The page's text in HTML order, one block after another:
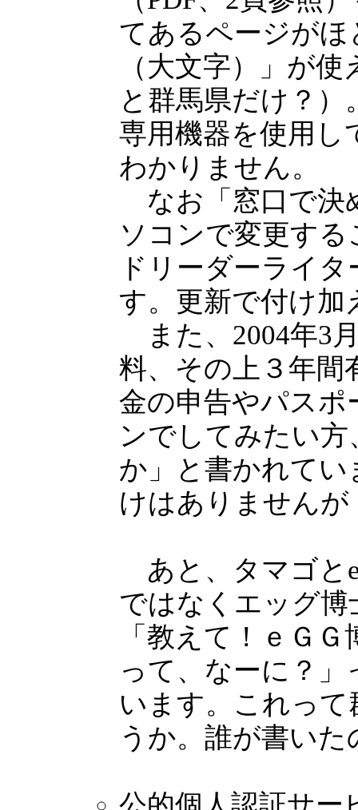
てあるページが
（大文字）」が
と群馬県だけ？
専用機器を使用し
わかりません。
なお「窓口で決
ソコンで変更す
ドリーダーライ
す。更新で付け加
また、2004年3
料、その上３年間
金の申告やパスポ
ンでしてみたい
か」と書かれてい
けはありませんが
あと、タマゴと
ではなくエッグ
「教えて！ｅＧ
って、なーに？
います。これっ
うか。誰が書い